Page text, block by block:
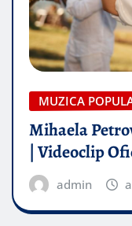
MUZICA
Mihaela
| Videoclip
admin